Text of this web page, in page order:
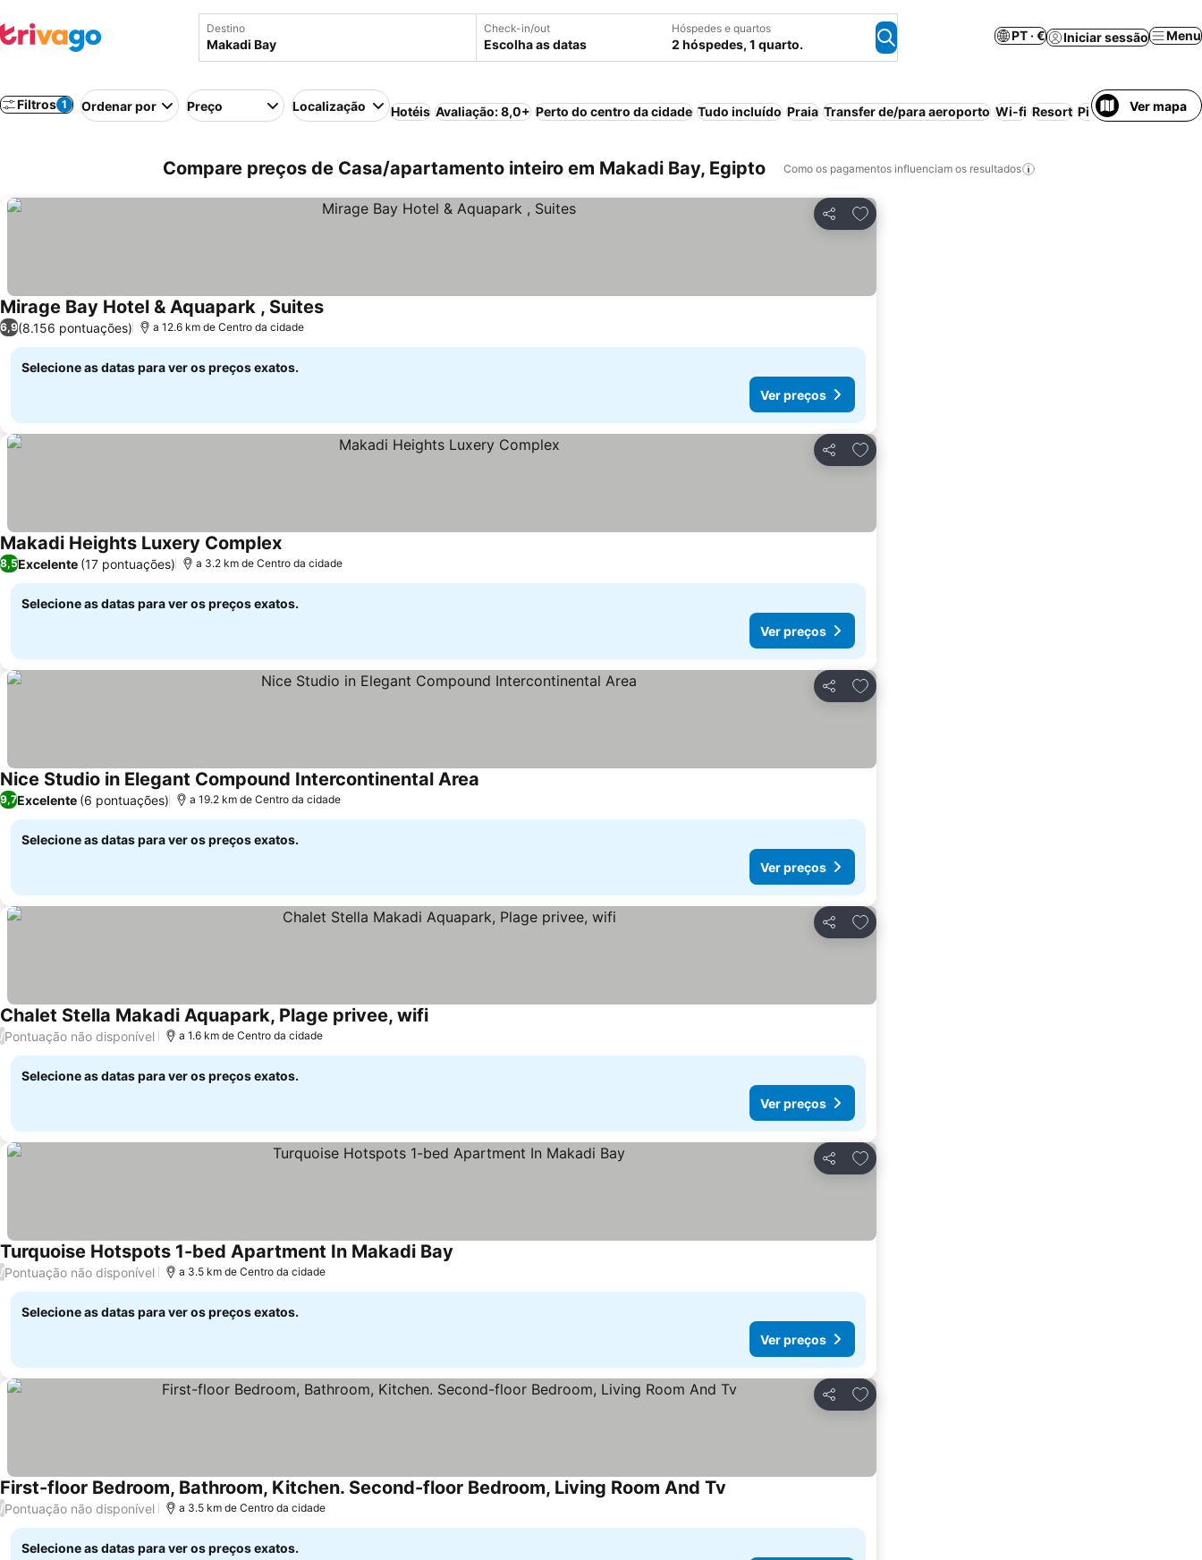
Destino Check-in/out
Escolha as datas
Hóspedes e quartos
2 hóspedes, 1 quarto.
PT · € Iniciar sessão Menu
Filtros 1 Ordenar por Preço Localização Hotéis Avaliação: 8,0+ Perto do centro da cidade Tudo incluído Praia Transfer de/para aeroporto Wi-fi Resort Piscina Aparthotel
Ver mapa
Compare preços de Casa/apartamento inteiro em Makadi Bay, Egipto Como os pagamentos influenciam os resultados
Partilhar
Adicionar aos favoritos
Mirage Bay Hotel & Aquapark , SuitesVer preços
6,9(8.156 pontuações) a 12.6 km de Centro da cidade
Selecione as datas para ver os preços exatos.
Ver preços
Partilhar
Adicionar aos favoritos
Makadi Heights Luxery ComplexVer preços
8,5Excelente (17 pontuações) a 3.2 km de Centro da cidade
Selecione as datas para ver os preços exatos.
Ver preços
Partilhar
Adicionar aos favoritos
Nice Studio in Elegant Compound Intercontinental Area
9,7Excelente (6 pontuações) a 19.2 km de Centro da cidade
Selecione as datas para ver os preços exatos.
Ver preços
Partilhar
Adicionar aos favoritos
Chalet Stella Makadi Aquapark, Plage privee, wifiVer preços
/Pontuação não disponível a 1.6 km de Centro da cidade
Selecione as datas para ver os preços exatos.
Ver preços
Partilhar
Adicionar aos favoritos
Turquoise Hotspots 1-bed Apartment In Makadi Bay
/Pontuação não disponível a 3.5 km de Centro da cidade
Selecione as datas para ver os preços exatos.
Ver preços
Partilhar
Adicionar aos favoritos
First-floor Bedroom, Bathroom, Kitchen. Second-floor Bedroom, Living Room And Tv
/Pontuação não disponível a 3.5 km de Centro da cidade
Selecione as datas para ver os preços exatos.